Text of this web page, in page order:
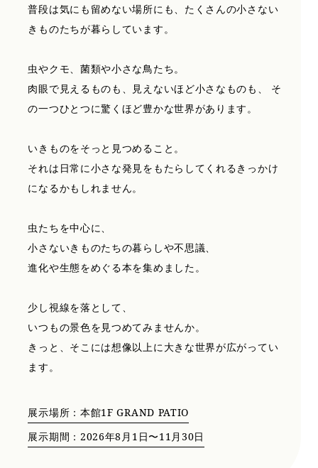
普段は気にも留めない場所にも、たくさんの小さない
きものたちが暮らしています。
虫やクモ、菌類や小さな鳥たち。
肉眼で見えるものも、見えないほど小さなものも、
そ
の一つひとつに驚くほど豊かな世界があります。
いきものをそっと見つめること。
それは日常に小さな発見をもたらしてくれるきっかけ
になるかもしれません。
虫たちを中心に、
小さないきものたちの暮らしや不思議、
進化や生態をめぐる本を集めました。
少し視線を落として、
いつもの景色を見つめてみませんか。
きっと、そこには想像以上に大きな世界が広がってい
ます。
展示場所：本館1F GRAND PATIO
展示期間：2026年8月1日〜11月30日